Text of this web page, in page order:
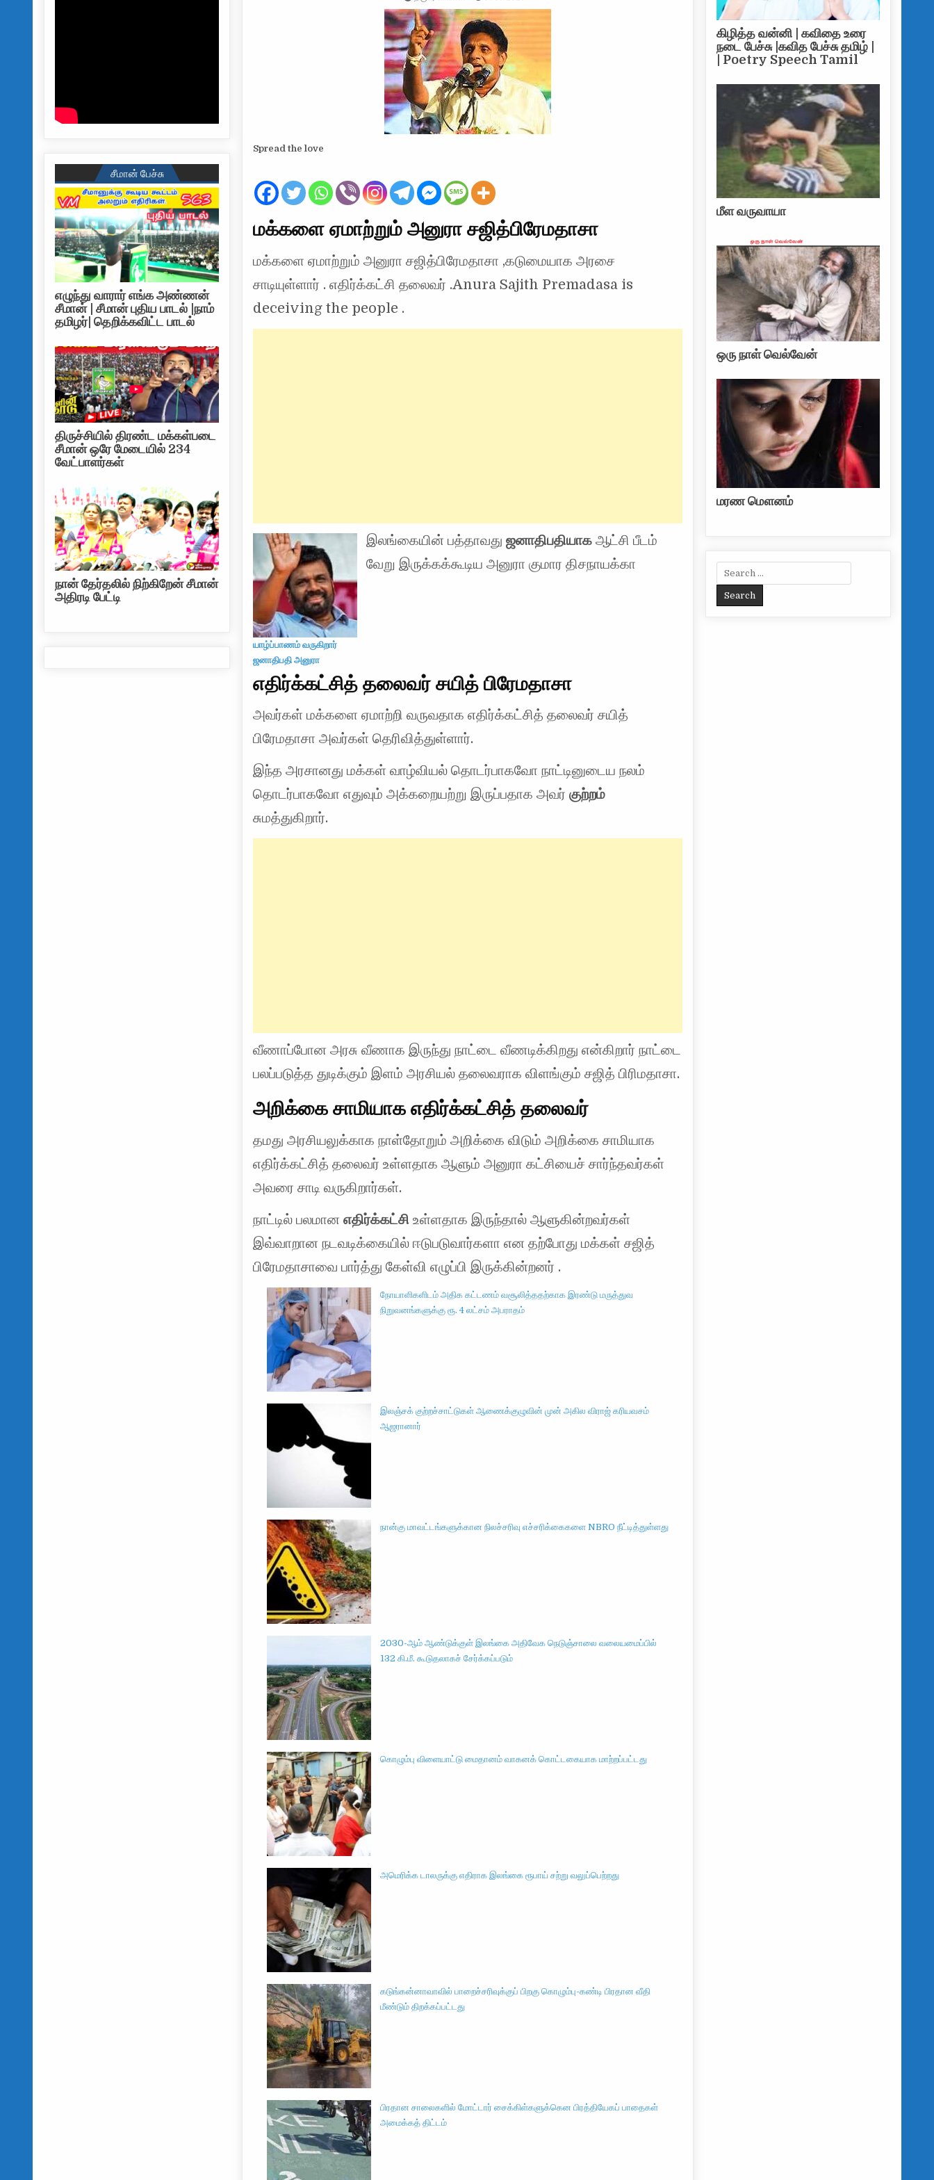
Spread the love
மக்களை ஏமாற்றும் அனுரா சஜித்பிரேமதாசா
மக்களை ஏமாற்றும் அனுரா சஜித்பிரேமதாசா ,கடுமையாக அரசை
சாடியுள்ளார் . எதிர்க்கட்சி தலைவர் .Anura Sajith Premadasa is
deceiving the people .
யாழ்ப்பாணம் வருகிறார்
ஜனாதிபதி அனுரா
இலங்கையின் பத்தாவது ஜனாதிபதியாகஆட்சி பீடம்
வேறு இருக்கக்கூடிய அனுரா குமார திசநாயக்கா
எதிர்க்கட்சித் தலைவர் சயித் பிரேமதாசா
அவர்கள் மக்களை ஏமாற்றி வருவதாக எதிர்க்கட்சித் தலைவர் சயித்
பிரேமதாசா அவர்கள் தெரிவித்துள்ளார்.
இந்த அரசானது மக்கள் வாழ்வியல் தொடர்பாகவோ நாட்டினுடைய நலம்
தொடர்பாகவோ எதுவும் அக்கறையற்று இருப்பதாக அவர்குற்றம்
சுமத்துகிறார்.
வீணாப்போன அரசு வீணாக இருந்து நாட்டை வீணடிக்கிறது என்கிறார் நாட்டை
பலப்படுத்த துடிக்கும் இளம் அரசியல் தலைவராக விளங்கும் சஜித் பிரிமதாசா.
அறிக்கை சாமியாக எதிர்க்கட்சித் தலைவர்
தமது அரசியலுக்காக நாள்தோறும் அறிக்கை விடும் அறிக்கை சாமியாக
எதிர்க்கட்சித் தலைவர் உள்ளதாக ஆளும் அனுரா கட்சியைச் சார்ந்தவர்கள்
அவரை சாடி வருகிறார்கள்.
நாட்டில் பலமானஎதிர்க்கட்சி உள்ளதாக இருந்தால் ஆளுகின்றவர்கள்
இவ்வாறான நடவடிக்கையில் ஈடுபடுவார்களா என தற்போது மக்கள் சஜித்
பிரேமதாசாவை பார்த்து கேள்வி எழுப்பி இருக்கின்றனர் .
நோயாளிகளிடம் அதிக கட்டணம் வசூலித்ததற்காக இரண்டு மருத்துவ
நிறுவனங்களுக்கு ரூ. 4 லட்சம் அபராதம்
இலஞ்சக் குற்றச்சாட்டுகள் ஆணைக்குழுவின் முன் அகில விராஜ் கரியவசம்
ஆஜரானார்
நான்கு மாவட்டங்களுக்கான நிலச்சரிவு எச்சரிக்கைகளை NBRO நீட்டித்துள்ளது
2030-ஆம் ஆண்டுக்குள் இலங்கை அதிவேக நெடுஞ்சாலை வலையமைப்பில்
132 கி.மீ. கூடுதலாகச் சேர்க்கப்படும்
கொழும்பு விளையாட்டு மைதானம் வாகனக் கொட்டகையாக மாற்றப்பட்டது
அமெரிக்க டாலருக்கு எதிராக இலங்கை ரூபாய் சற்று வலுப்பெற்றது
கடுங்கன்னாவாவில் பாறைச்சரிவுக்குப் பிறகு கொழும்பு-கண்டி பிரதான வீதி
மீண்டும் திறக்கப்பட்டது
பிரதான சாலைகளில் மோட்டார் சைக்கிள்களுக்கென பிரத்தியேகப் பாதைகள்
அமைக்கத் திட்டம்
சீமான் பேச்சு
எழுந்து வாரார் எங்க அண்ணன்
சீமான் | சீமான் புதிய பாடல் |நாம்
தமிழர்| தெறிக்கவிட்ட பாடல்
திருச்சியில் திரண்ட மக்கள்படை
சீமான் ஒரே மேடையில் 234
வேட்பாளர்கள்
நான் தேர்தலில் நிற்கிறேன் சீமான்
அதிரடி பேட்டி
கிழித்த வன்னி | கவிதை உரை
நடை பேச்சு |கவித பேச்சு தமிழ் |
| Poetry Speech Tamil
மீள வருவாயா
ஒரு நாள் வெல்வேன்
மரண மௌனம்
Search for: